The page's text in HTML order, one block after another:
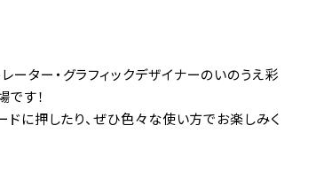
ター・グラフィックデザイナーのいのうえ彩
す！
ドに押したり、ぜひ色々な使い方でお楽しみく